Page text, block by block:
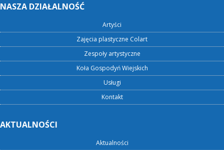
NASZA DZIAŁALNOŚĆ
Artyści
Zajęcia plastyczne Colart
Zespoły artystyczne
Koła Gospodyń Wiejskich
Usługi
Kontakt
AKTUALNOŚCI
Aktualności